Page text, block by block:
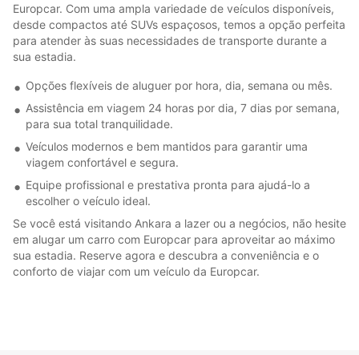
Europcar. Com uma ampla variedade de veículos disponíveis,
desde compactos até SUVs espaçosos, temos a opção perfeita
para atender às suas necessidades de transporte durante a
sua estadia.
Opções flexíveis de aluguer por hora, dia, semana ou mês.
Assistência em viagem 24 horas por dia, 7 dias por semana,
para sua total tranquilidade.
Veículos modernos e bem mantidos para garantir uma
viagem confortável e segura.
Equipe profissional e prestativa pronta para ajudá-lo a
escolher o veículo ideal.
Se você está visitando Ankara a lazer ou a negócios, não hesite
em alugar um carro com Europcar para aproveitar ao máximo
sua estadia. Reserve agora e descubra a conveniência e o
conforto de viajar com um veículo da Europcar.